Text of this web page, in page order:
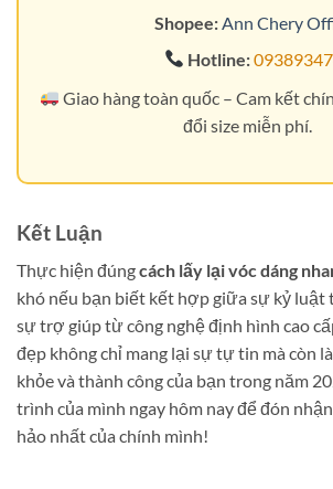
Shopee: Ann Chery
Hotline:
Giao hàng toàn quốc – Cam kết
đổi size miễn phí.
Kết Luận
Thực hiện đúngcách lấy lại vóc dáng
khó nếu bạn biết kết hợp giữa sự kỷ luật
sự trợ giúp từ công nghệ định hình cao
đẹp không chỉ mang lại sự tự tin mà còn
khỏe và thành công của bạn trong năm
trình của mình ngay hôm nay để đón
hảo nhất của chính mình!